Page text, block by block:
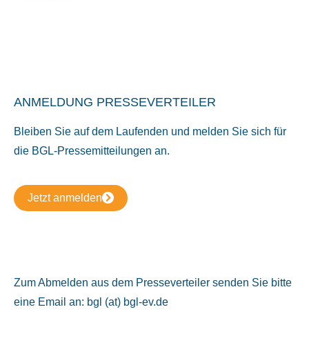
ANMELDUNG PRESSEVERTEILER
Bleiben Sie auf dem Laufenden und melden Sie sich für
die BGL-Pressemitteilungen an.
Jetzt anmelden
Zum Abmelden aus dem Presseverteiler senden Sie bitte
eine Email an: bgl (at) bgl-ev.de